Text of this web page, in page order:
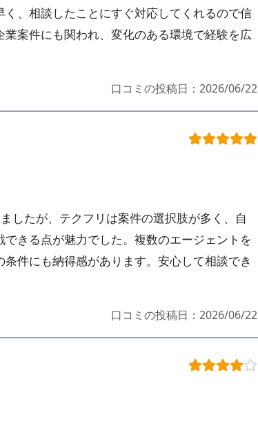
く、相談したことにすぐ対応してくれるので信
案件にも関われ、変化のある環境で経験を広
口コミの投稿日：2026/06/22
したが、テクフリは案件の選択肢が多く、自
きる点が魅力でした。 複数のエージェントを
件にも納得感があります。安心して相談でき
口コミの投稿日：2026/06/22